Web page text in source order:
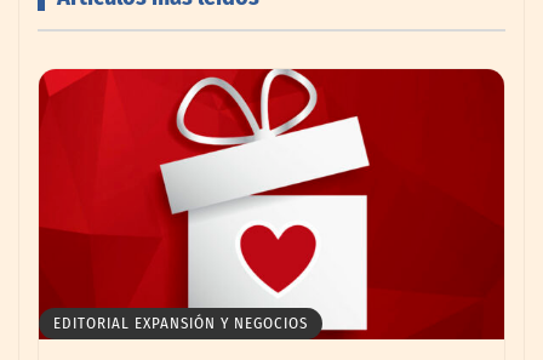
AMANAC celebra su 39 aniversario
impulsando la colaboración en el sector
EDITORIAL EXPANSIÓN Y NEGOCIOS